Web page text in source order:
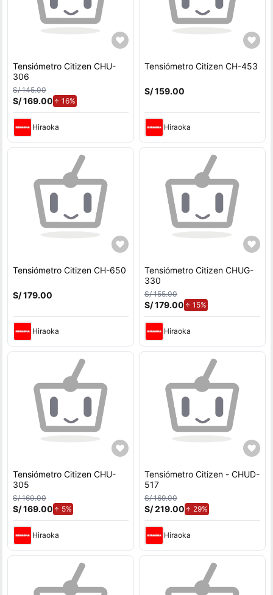
Tensiómetro Citizen CHU-
306
S/ 145.00
S/ 169.00 16%
Hiraoka
Tensiómetro Citizen CH-453
S/ 159.00
Hiraoka
Tensiómetro Citizen CH-650
S/ 179.00
Hiraoka
Tensiómetro Citizen CHUG-
330
S/ 155.00
S/ 179.00 15%de aumento.
Hiraoka
Tensiómetro Citizen CHU-
305
S/ 160.00
S/ 169.00 5%
Hiraoka
Tensiómetro Citizen - CHUD-
517
S/ 169.00
S/ 219.00 29%de aumento.
Hiraoka